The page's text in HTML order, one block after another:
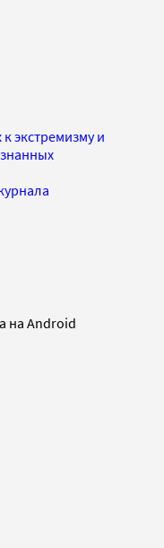
экстремизму и
на Android